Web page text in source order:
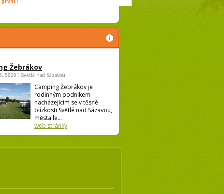
Žebrákov
58291 Světlá nad Sázavou
Camping Žebrákov je
rodinným podnikem
nacházejícím se v těsné
blízkosti Světlé nad Sázavou,
města le...
web stránky